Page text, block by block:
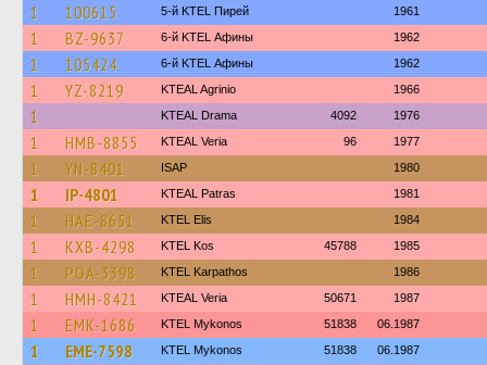
1 100615 5-й KTEL Пирей 1961
1 BZ-9637 6-й KTEL Афины 1962
1 105424 6-й KTEL Афины 1962
1 YZ-8219 KTEAL Agrinio 1966
1 KTEAL Drama 4092 1976
1 HMB-8855 KTEAL Veria 96 1977
1 YN-8401 ISAP 1980
1 IP-4801 KTEAL Patras 1981
1 HAE-8651 KTEL Elis 1984
1 KXB-4298 KTEL Kos 45788 1985
1 POA-3398 ΚΤΕL Karpathos 1986
1 HMH-8421 KTEAL Veria 50671 1987
1 EMK-1686 KTEL Mykonos 51838 06.1987
1 EME-7598 KTEL Mykonos 51838 06.1987